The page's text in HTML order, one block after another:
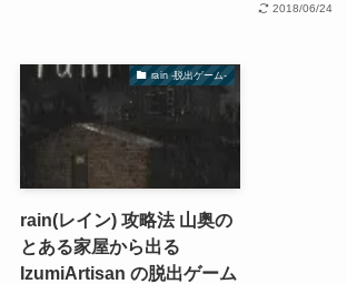
2018/06/24
rain -脱出ゲーム-
rain(レイン) 攻略法 山奥の
とある家屋から出る
IzumiArtisan の脱出ゲーム